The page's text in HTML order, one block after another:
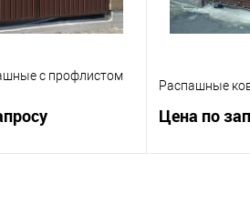
с профлистом
Распашные
Цена по